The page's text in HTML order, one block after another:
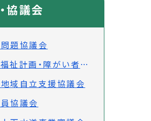
協議会
題協議会
画・障がい者計画策定審議会
域自立支援協議会
協議会